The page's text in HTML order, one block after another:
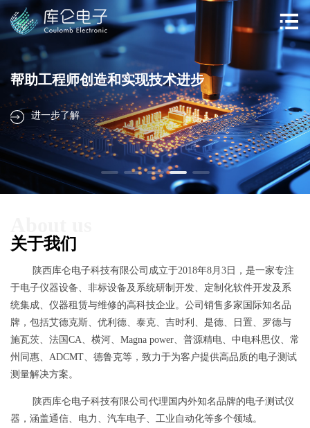
帮助工程师创造和实现技术进步
进一步了解
关于我们
陕西库仑电子科技有限公司成立于2018年8月3日，是一家专注
于电子仪器设备、非标设备及系统研制开发、定制化软件开发及系
统集成、仪器租赁与维修的高科技企业。公司销售多家国际知名品
牌，包括艾德克斯、优利德、泰克、吉时利、是德、日置、罗德与
施瓦茨、法国CA、横河、Magna power、普源精电、中电科思仪、常
州同惠、ADCMT、德鲁克等，致力于为客户提供高品质的电子测试
测量解决方案。
陕西库仑电子科技有限公司代理国内外知名品牌的电子测试仪
器，涵盖通信、电力、汽车电子、工业自动化等多个领域。